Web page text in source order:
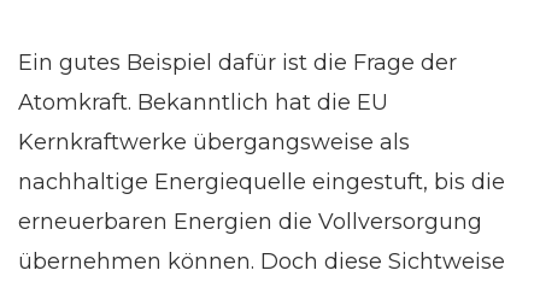
Ein gutes Beispiel dafür ist die Frage der
Atomkraft. Bekanntlich hat die EU
Kernkraftwerke übergangsweise als
nachhaltige Energiequelle eingestuft, bis die
erneuerbaren Energien die Vollversorgung
übernehmen können. Doch diese Sichtweise